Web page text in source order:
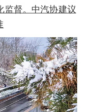
监督。中汽协建议